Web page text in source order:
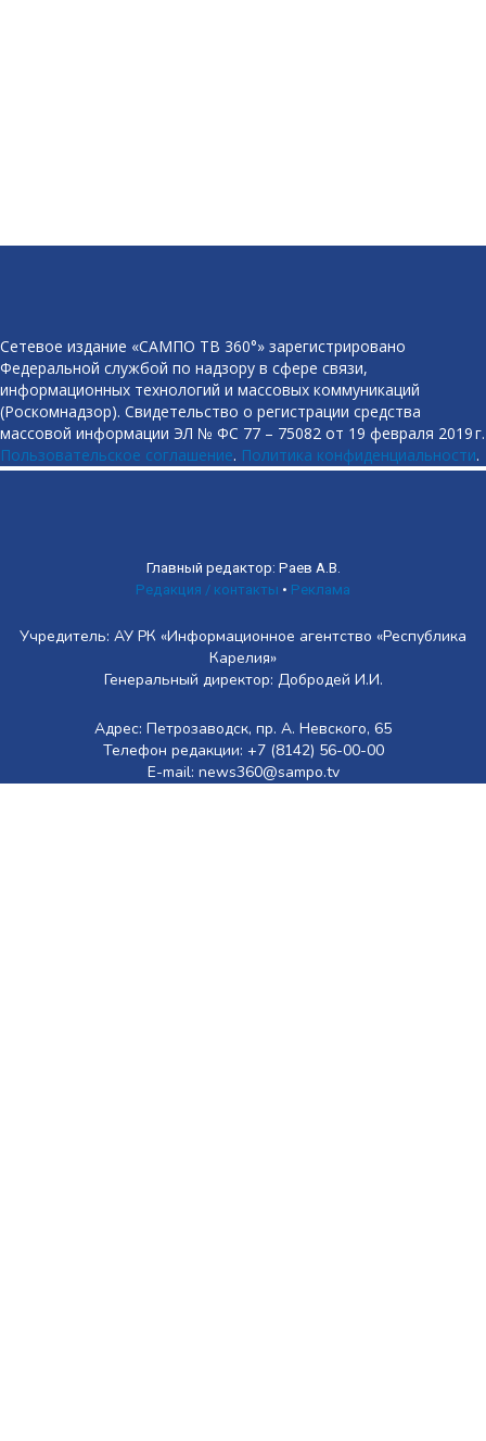
Сетевое издание «САМПО ТВ 360°» зарегистрировано
Федеральной службой по надзору в сфере связи,
информационных технологий и массовых коммуникаций
(Роскомнадзор). Свидетельство о регистрации средства
массовой информации ЭЛ № ФС 77 – 75082 от 19 февраля 2019 г.
Пользовательское соглашение. Политика конфиденциальности.
Главный редактор: Раев А.В.
Редакция / контакты • Реклама
Учредитель: АУ РК «Информационное агентство «Республика
Карелия»
Генеральный директор: Добродей И.И.
Адрес: Петрозаводск, пр. А. Невского, 65
Телефон редакции: +7 (8142) 56-00-00
E-mail: news360@sampo.tv